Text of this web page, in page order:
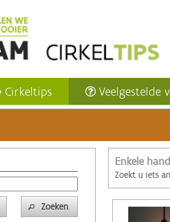
Cirkeltips Veelgestelde
Zoeken
Enkele
Zoekt u iets